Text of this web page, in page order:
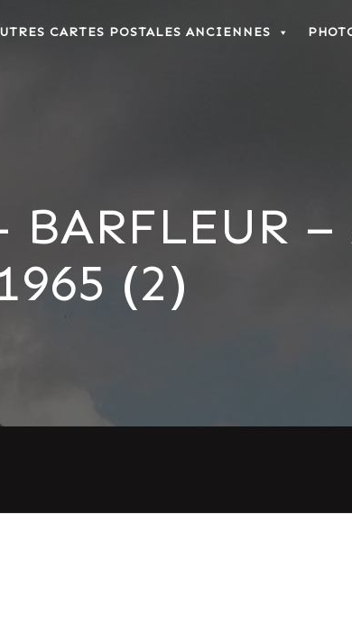
CARTES POSTALES ANCIENNES
–
(2)